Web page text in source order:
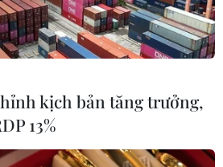
kịch bản tăng trưởng,
13%